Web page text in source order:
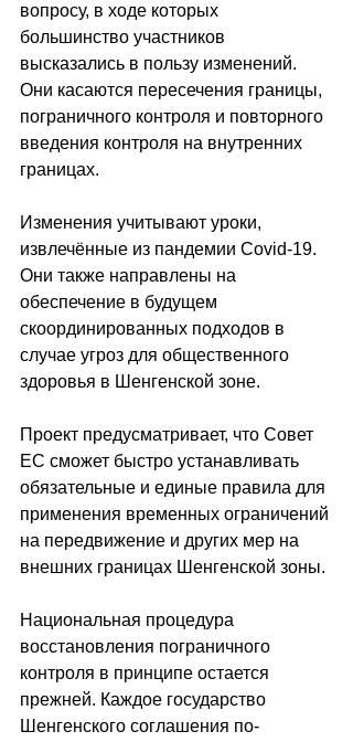
вопросу, в ходе которых
большинство участников
высказались в пользу изменений.
Они касаются пересечения границы,
пограничного контроля и повторного
введения контроля на внутренних
границах.
Изменения учитывают уроки,
извлечённые из пандемии Covid-19.
Они также направлены на
обеспечение в будущем
скоординированных подходов в
случае угроз для общественного
здоровья в Шенгенской зоне.
Проект предусматривает, что Совет
ЕС сможет быстро устанавливать
обязательные и единые правила для
применения временных ограничений
на передвижение и других мер на
внешних границах Шенгенской зоны.
Национальная процедура
восстановления пограничного
контроля в принципе остается
прежней. Каждое государство
Шенгенского соглашения по-